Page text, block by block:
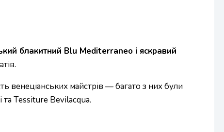
блакитний Blu Mediterraneo і яскравий
венеціанських майстрів — багато з них були
та Tessiture Bevilacqua.